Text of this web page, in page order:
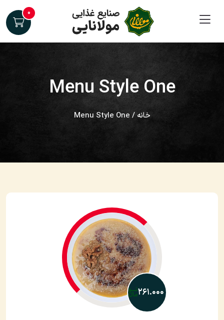
۰
Menu Style One
خانه / Menu Style One
۲۶۱.۰۰۰